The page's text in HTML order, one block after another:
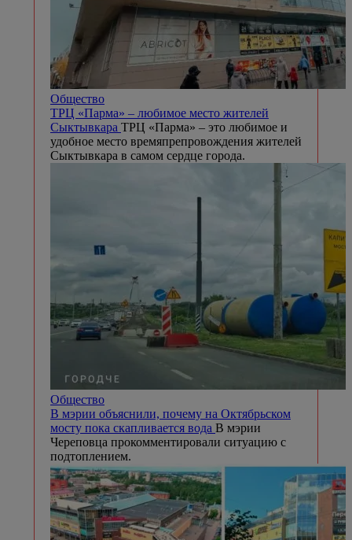
Общество
ТРЦ «Парма» – любимое место жителей
Сыктывкара ТРЦ «Парма» – это любимое и
удобное место времяпрепровождения жителей
Сыктывкара в самом сердце города.
Общество
В мэрии объяснили, почему на Октябрьском
мосту пока скапливается вода В мэрии
Череповца прокомментировали ситуацию с
подтоплением.